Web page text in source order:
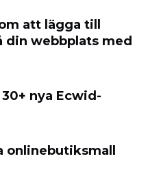
att lägga till
webbplats med
nya Ecwid-